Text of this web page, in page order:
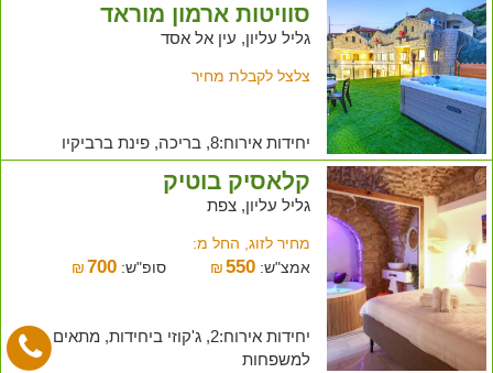
סוויטות ארמון מוראד
גליל עליון, עין אל אסד
צלצל לקבלת מחיר
יחידות אירוח:8, בריכה, פינת ברביקיו
קלאסיק בוטיק
גליל עליון, צפת
מחיר לזוג, החל מ:
אמצ"ש:
₪550 סופ"ש: ₪ 700
יחידות אירוח:2, ג'קוזי ביחידות, מתאים
למשפחות